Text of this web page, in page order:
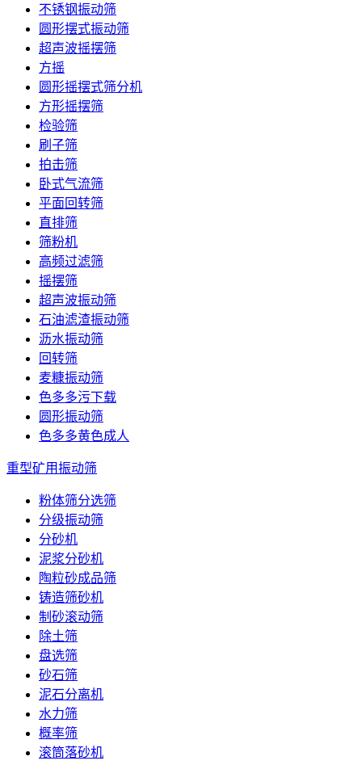
不锈钢振动筛
圆形摆式振动筛
超声波摇摆筛
方摇
圆形摇摆式筛分机
方形摇摆筛
检验筛
刷子筛
拍击筛
卧式气流筛
平面回转筛
直排筛
筛粉机
高频过滤筛
摇摆筛
超声波振动筛
石油滤渣振动筛
沥水振动筛
回转筛
麦糠振动筛
色多多污下载
圆形振动筛
色多多黄色成人
重型矿用振动筛
粉体筛分选筛
分级振动筛
分砂机
泥浆分砂机
陶粒砂成品筛
铸造筛砂机
制砂滚动筛
除土筛
盘选筛
砂石筛
泥石分离机
水力筛
概率筛
滚筒落砂机